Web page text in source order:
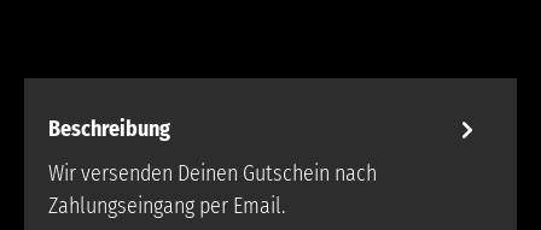
Beschreibung
Wir versenden Deinen Gutschein nach
Zahlungseingang per Email.